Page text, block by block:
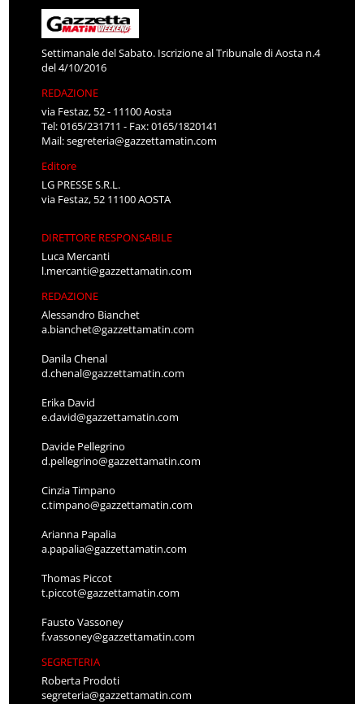
Settimanale del Sabato. Iscrizione al Tribunale di Aosta n.4
del 4/10/2016
REDAZIONE
via Festaz, 52 - 11100 Aosta
Tel: 0165/231711 - Fax: 0165/1820141
Mail:segreteria@gazzettamatin.com
Editore
LG PRESSE S.R.L.
via Festaz, 52 11100 AOSTA
DIRETTORE RESPONSABILE
Luca Mercanti
l.mercanti@gazzettamatin.com
REDAZIONE
Alessandro Bianchet
a.bianchet@gazzettamatin.com
Danila Chenal
d.chenal@gazzettamatin.com
Erika David
e.david@gazzettamatin.com
Davide Pellegrino
d.pellegrino@gazzettamatin.com
Cinzia Timpano
c.timpano@gazzettamatin.com
Arianna Papalia
a.papalia@gazzettamatin.com
Thomas Piccot
t.piccot@gazzettamatin.com
Fausto Vassoney
f.vassoney@gazzettamatin.com
SEGRETERIA
Roberta Prodoti
segreteria@gazzettamatin.com